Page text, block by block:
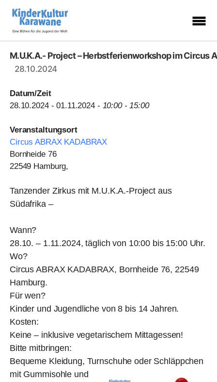
-
Bühne
die
M.U.K.A.- Project – Herbstferienworkshop im Circus
28.10.2024
Datum/Zeit
28.10.2024 - 01.11.2024 - 10:00 - 15:00
Veranstaltungsort
Circus ABRAX KADABRAX
Bornheide 76
22549 Hamburg,
Tanzender Zirkus mit M.U.K.A.-Project aus
Südafrika –
Wann?
28.10. – 1.11.2024, täglich von 10:00 bis 15:00 Uhr.
Wo?
Circus ABRAX KADABRAX, Bornheide 76, 22549
Hamburg.
Für wen?
Kinder und Jugendliche von 8 bis 14 Jahren.
Kosten:
Keine – inklusive vegetarischem Mittagessen!
Bitte mitbringen:
Bequeme Kleidung, Turnschuhe oder Schläppchen
mit Gummisohle und